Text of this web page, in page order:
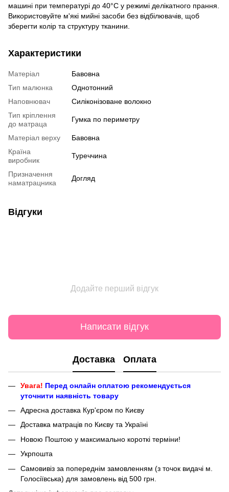
машині при температурі до 40°C у режимі делікатного прання.
Використовуйте м'які мийні засоби без відбілювачів, щоб
зберегти колір та структуру тканини.
Характеристики
Матеріал
Бавовна
Тип малюнка
Однотонний
Наповнювач
Силіконізоване волокно
Тип кріплення
до матраца
Гумка по периметру
Матеріал верху
Бавовна
Країна
виробник
Туреччина
Призначення
наматрацника
Догляд
Відгуки
Додайте перший відгук
Написати відгук
Доставка Оплата
Увага! Перед онлайн оплатою рекомендується
уточнити наявність товару
Адресна доставка Кур'єром по Києву
Доставка матраців по Києву та Україні
Новою Поштою у максимально короткі терміни!
Укрпошта
Самовивіз за попереднім замовленням (з точок видачі м.
Голосіївська) для замовлень від 500 грн.